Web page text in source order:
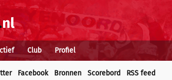
Club Profiel
Facebook Bronnen Scorebord RSS feed